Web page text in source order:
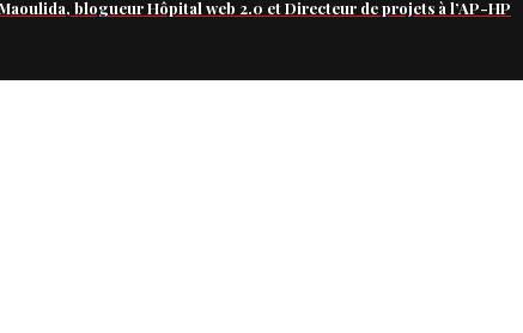
blogueur Hôpital web 2.0 et Directeur de projets à l’AP-HP